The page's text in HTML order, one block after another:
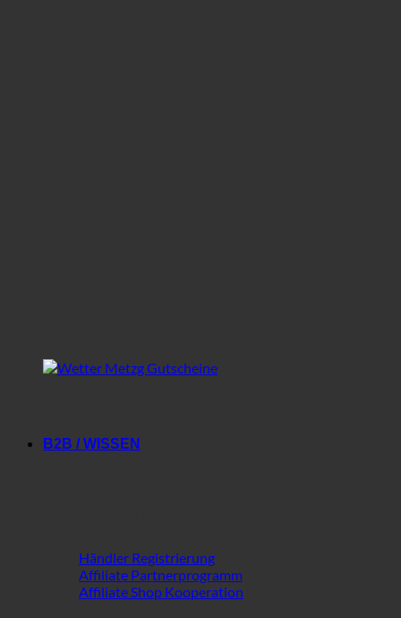
B2B / WISSEN
Händler Registrierung
Affiliate Partnerprogramm
Affiliate Shop Kooperation